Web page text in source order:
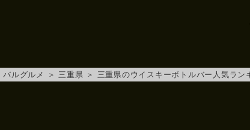
バルグルメ ＞ 三重県 ＞ 三重県のウイスキーボトルバー人気ラン